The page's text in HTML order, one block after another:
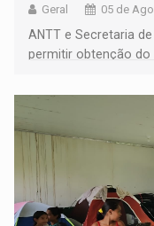
Geral 05 de
ANTT e Secretaria
permitir obtenção do